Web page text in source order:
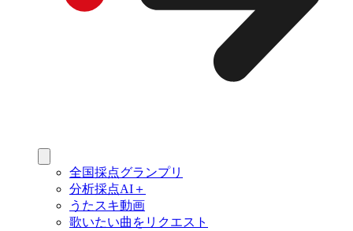
全国採点グランプリ
分析採点AI＋
うたスキ動画
歌いたい曲をリクエスト